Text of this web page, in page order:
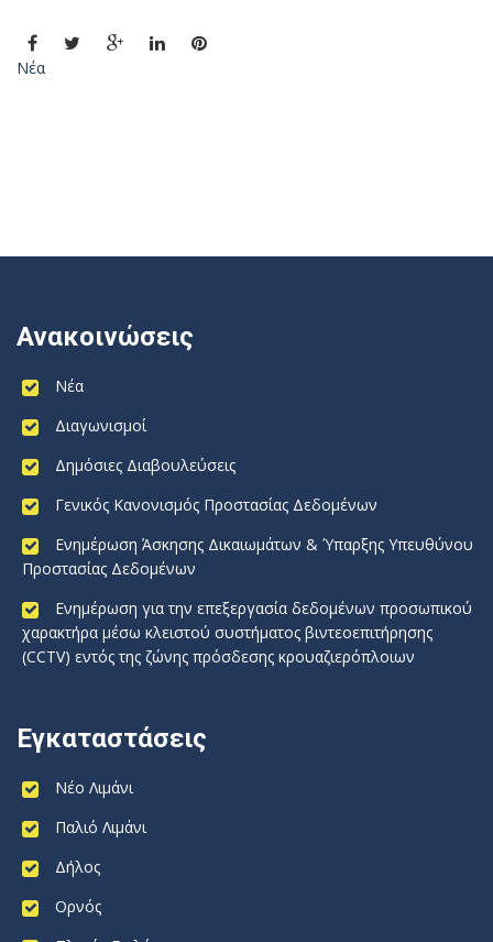
Νέα
Ανακοινώσεις
Νέα
Διαγωνισμοί
Δημόσιες Διαβουλεύσεις
Γενικός Κανονισμός Προστασίας Δεδομένων
Ενημέρωση Άσκησης Δικαιωμάτων & Ύπαρξης Υπευθύνου
Προστασίας Δεδομένων
Ενημέρωση για την επεξεργασία δεδομένων προσωπικού
χαρακτήρα μέσω κλειστού συστήματος βιντεοεπιτήρησης
(CCTV) εντός της ζώνης πρόσδεσης κρουαζιερόπλοιων
Εγκαταστάσεις
Νέο Λιμάνι
Παλιό Λιμάνι
Δήλος
Ορνός